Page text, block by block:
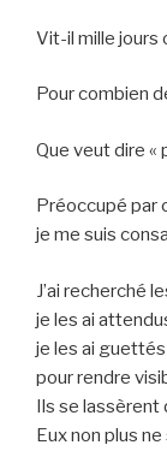
Vit-il mille jours
Pour combien
Que veut dire «
Préoccupé par
je me suis
J’ai recherché
je les ai
je les ai
pour rendre
Ils se lassèrent
Eux non plus